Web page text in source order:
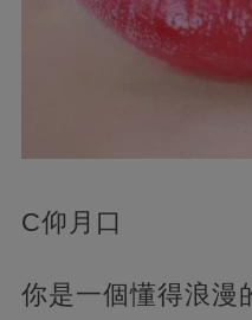
C仰月口
你是一個懂得浪漫